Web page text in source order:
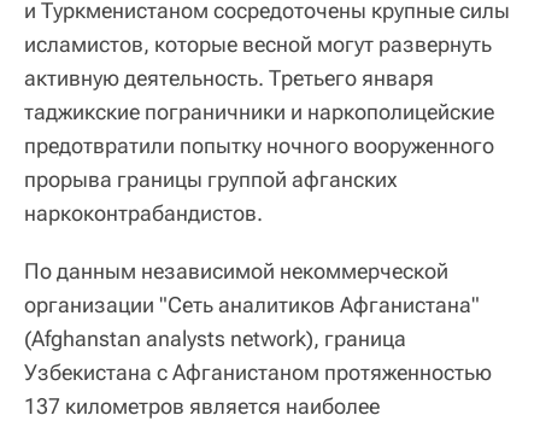
и Туркменистаном сосредоточены крупные силы
исламистов, которые весной могут развернуть
активную деятельность. Третьего января
таджикские пограничники и наркополицейские
предотвратили попытку ночного вооруженного
прорыва границы группой афганских
наркоконтрабандистов.
По данным независимой некоммерческой
организации "Сеть аналитиков Афганистана"
(Afghanstan analysts network), граница
Узбекистана с Афганистаном протяженностью
137 километров является наиболее